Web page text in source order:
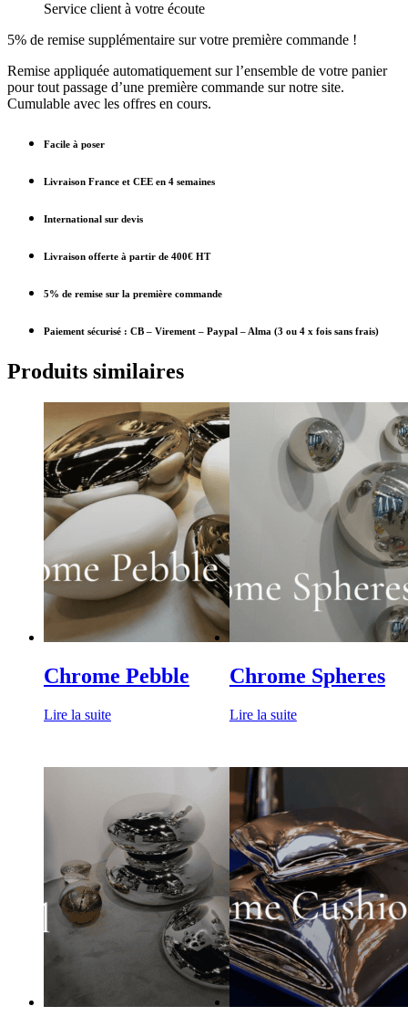
Service client à votre écoute
5% de remise supplémentaire sur votre première commande !
Remise appliquée automatiquement sur l’ensemble de votre panier
pour tout passage d’une première commande sur notre site.
Cumulable avec les offres en cours.
Facile à poser
Livraison France et CEE en 4 semaines
International sur devis
Livraison offerte à partir de 400€ HT
5% de remise sur la première commande
Paiement sécurisé : CB – Virement – Paypal – Alma (3 ou 4 x fois sans frais)
Produits similaires
Chrome Pebble
Lire la suite
Chrome Spheres
Lire la suite